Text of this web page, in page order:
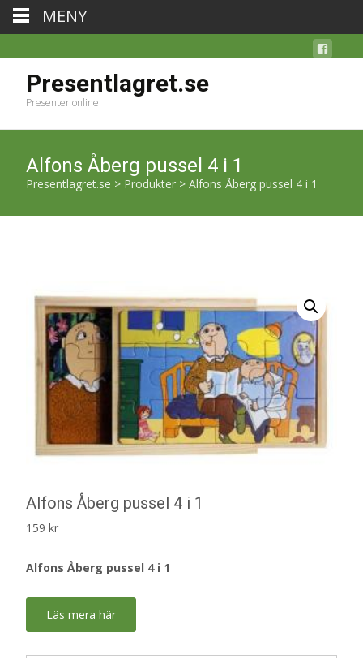
Presentlagret.se
Presenter online
Alfons Åberg pussel 4 i 1
Presentlagret.se > Produkter > Alfons Åberg pussel 4 i 1
Alfons Åberg pussel 4 i 1
159 kr
Alfons Åberg pussel 4 i 1
Läs mera här
MENY